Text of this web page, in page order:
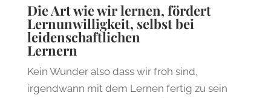
Die Art wie wir lernen, fördert
Lernunwilligkeit, selbst bei
leidenschaftlichen
Lernern
Kein Wunder also dass wir froh sind,
irgendwann mit dem Lernen fertig zu sein